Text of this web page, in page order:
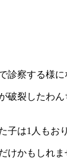
診察する様に
破裂したわ
子は1人もお
けかもしれま